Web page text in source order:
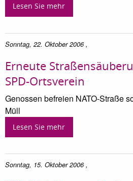
Lesen Sie mehr
Sonntag, 22. Oktober 2006 ,
Erneute
SPD-Ortsverein
Genossen befreien NATO-Straße
Müll
Lesen Sie mehr
Sonntag, 15. Oktober 2006 ,